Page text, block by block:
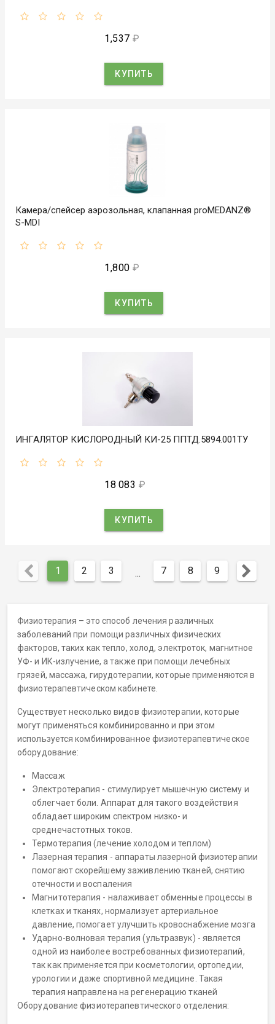
1,537 ₽
КУПИТЬ
Камера/спейсер аэрозольная, клапанная proMEDANZ®
S-MDI
1,800 ₽
КУПИТЬ
ИНГАЛЯТОР КИСЛОРОДНЫЙ КИ-25 ППТД.5894.001ТУ
18 083 ₽
КУПИТЬ
1 2 3 ... 7 8 9
Физиотерапия – это способ лечения различных
заболеваний при помощи различных физических
факторов, таких как тепло, холод, электроток, магнитное
УФ- и ИК-излучение, а также при помощи лечебных
грязей, массажа, гирудотерапии, которые применяются в
физиотерапевтическом кабинете.
Существует несколько видов физиотерапии, которые
могут применяться комбинированно и при этом
используется комбинированное физиотерапевтическое
оборудование:
Массаж
Электротерапия - стимулирует мышечную систему и
облегчает боли. Аппарат для такого воздействия
обладает широким спектром низко- и
среднечастотных токов.
Термотерапия (лечение холодом и теплом)
Лазерная терапия - аппараты лазерной физиотерапии
помогают скорейшему заживлению тканей, снятию
отечности и воспаления
Магнитотерапия - налаживает обменные процессы в
клетках и тканях, нормализует артериальное
давление, помогает улучшить кровоснабжение мозга
Ударно-волновая терапия (ультразвук) - является
одной из наиболее востребованных физиотерапий,
так как применяется при косметологии, ортопедии,
урологии и даже спортивной медицине. Такая
терапия направлена на регенерацию тканей
Оборудование физиотерапевтического отделения: